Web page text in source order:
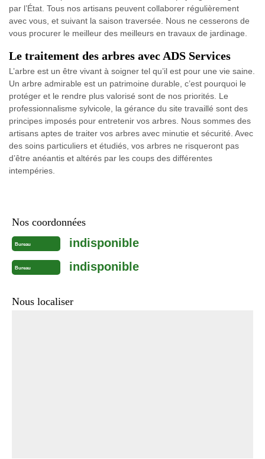
par l’État. Tous nos artisans peuvent collaborer régulièrement
avec vous, et suivant la saison traversée. Nous ne cesserons de
vous procurer le meilleur des meilleurs en travaux de jardinage.
Le traitement des arbres avec ADS Services
L’arbre est un être vivant à soigner tel qu’il est pour une vie saine.
Un arbre admirable est un patrimoine durable, c’est pourquoi le
protéger et le rendre plus valorisé sont de nos priorités. Le
professionnalisme sylvicole, la gérance du site travaillé sont des
principes imposés pour entretenir vos arbres. Nous sommes des
artisans aptes de traiter vos arbres avec minutie et sécurité. Avec
des soins particuliers et étudiés, vos arbres ne risqueront pas
d’être anéantis et altérés par les coups des différentes
intempéries.
Nos coordonnées
Bureau indisponible
Bureau indisponible
Nous localiser